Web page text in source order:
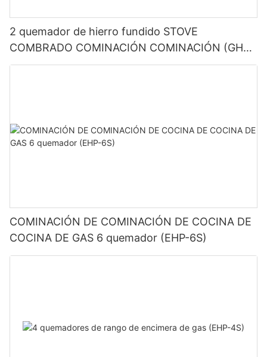
2 quemador de hierro fundido STOVE
COMBRADO COMINACIÓN COMINACIÓN (GHP-
2L)
COMINACIÓN DE COMINACIÓN DE COCINA DE
COCINA DE GAS 6 quemador (EHP-6S)